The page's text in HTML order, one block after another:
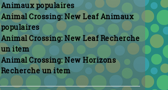
Animaux populaires
Animal Crossing: New Leaf Animaux
populaires
Animal Crossing: New Leaf Recherche
un item
Animal Crossing: New Horizons
Recherche un item